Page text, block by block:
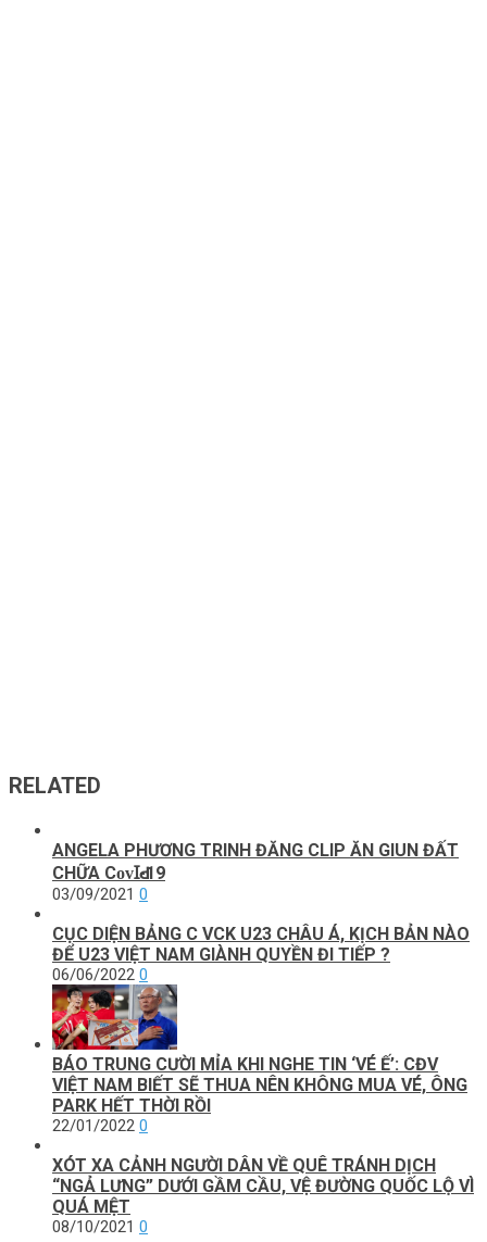
RELATED
ANGELA PHƯƠNG TRINH ĐĂNG CLIP ĂN GIUN ĐẤT
CHỮA СᴏᴠꞮԀ-19
03/09/2021 0
CỤC DIỆN BẢNG C VCK U23 CHÂU Á, KỊCH BẢN NÀO
ĐỂ U23 VIỆT NAM GIÀNH QUYỀN ĐI TIẾP ?
06/06/2022 0
BÁO TRUNG CƯỜI MỈA KHI NGHE TIN ‘VÉ Ế’: CĐV
VIỆT NAM BIẾT SẼ THUA NÊN KHÔNG MUA VÉ, ÔNG
PARK HẾT THỜI RỒI
22/01/2022 0
XÓT XA CẢNH NGƯỜI DÂN VỀ QUÊ TRÁNH DỊCH
“NGẢ LƯNG” DƯỚI GẦM CẦU, VỆ ĐƯỜNG QUỐC LỘ VÌ
QUÁ MỆT
08/10/2021 0